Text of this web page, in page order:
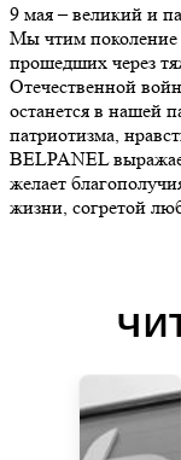
9 мая – великий и
Мы чтим поколение
прошедших через
Отечественной
останется в нашей
патриотизма,
BELPANEL
желает
жизни, согретой